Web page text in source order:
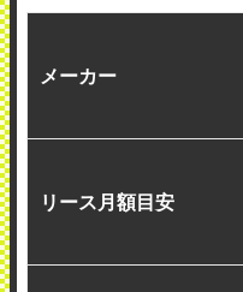
メーカー
リース月額目安